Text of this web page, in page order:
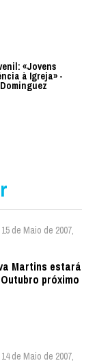
«Jovens
à Igreja» -
15 de Maio de 2007,
Martins estará
próximo
14 de Maio de 2007,